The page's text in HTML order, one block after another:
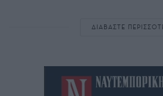
ΔΙΑΒΑΣΤΕ